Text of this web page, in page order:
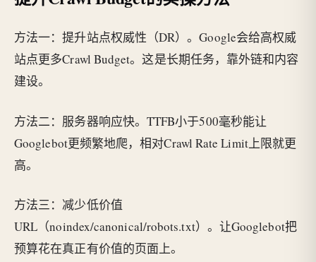
方法一：提升站点权威性（DR）。Google会给高权威
站点更多Crawl Budget。这是长期任务，靠外链和内容
建设。
方法二：服务器响应快。TTFB小于500毫秒能让
Googlebot更频繁地爬，相对Crawl Rate Limit上限就更
高。
方法三：减少低价值
URL（noindex/canonical/robots.txt）。让Googlebot把
预算花在真正有价值的页面上。